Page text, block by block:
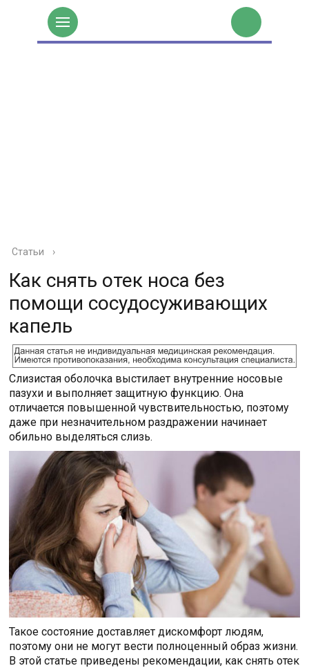
Статьи ›
Как снять отек носа без
помощи сосудосуживающих
капель
Слизистая оболочка выстилает внутренние носовые
пазухи и выполняет защитную функцию. Она
отличается повышенной чувствительностью, поэтому
даже при незначительном раздражении начинает
обильно выделяться слизь.
Такое состояние доставляет дискомфорт людям,
поэтому они не могут вести полноценный образ жизни.
В этой статье приведены рекомендации, как снять отек